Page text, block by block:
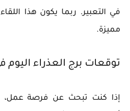
في التعبير. ربما يكون هذا
مميزة.
توقعات برج العذراء اليوم
إذا كنت تبحث عن فرصة عمل،